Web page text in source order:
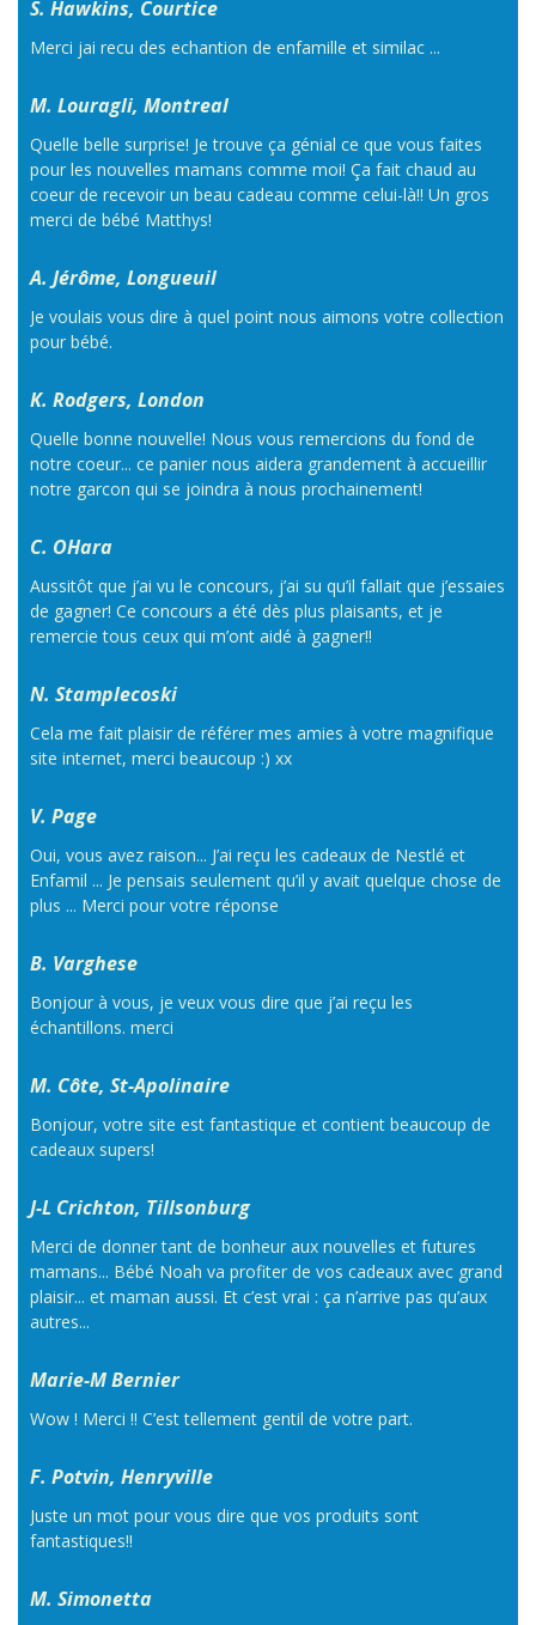
S. Hawkins, Courtice
Merci jai recu des echantion de enfamille et similac ...
M. Louragli, Montreal
Quelle belle surprise! Je trouve ça génial ce que vous faites
pour les nouvelles mamans comme moi! Ça fait chaud au
coeur de recevoir un beau cadeau comme celui-là!! Un gros
merci de bébé Matthys!
A. Jérôme, Longueuil
Je voulais vous dire à quel point nous aimons votre collection
pour bébé.
K. Rodgers, London
Quelle bonne nouvelle! Nous vous remercions du fond de
notre coeur... ce panier nous aidera grandement à accueillir
notre garcon qui se joindra à nous prochainement!
C. OHara
Aussitôt que j’ai vu le concours, j’ai su qu’il fallait que j’essaies
de gagner! Ce concours a été dès plus plaisants, et je
remercie tous ceux qui m’ont aidé à gagner!!
N. Stamplecoski
Cela me fait plaisir de référer mes amies à votre magnifique
site internet, merci beaucoup :) xx
V. Page
Oui, vous avez raison... J’ai reçu les cadeaux de Nestlé et
Enfamil ... Je pensais seulement qu’il y avait quelque chose de
plus ... Merci pour votre réponse
B. Varghese
Bonjour à vous, je veux vous dire que j’ai reçu les
échantillons. merci
M. Côte, St-Apolinaire
Bonjour, votre site est fantastique et contient beaucoup de
cadeaux supers!
J-L Crichton, Tillsonburg
Merci de donner tant de bonheur aux nouvelles et futures
mamans... Bébé Noah va profiter de vos cadeaux avec grand
plaisir... et maman aussi. Et c’est vrai : ça n’arrive pas qu’aux
autres...
Marie-M Bernier
Wow ! Merci !! C’est tellement gentil de votre part.
F. Potvin, Henryville
Juste un mot pour vous dire que vos produits sont
fantastiques!!
M. Simonetta